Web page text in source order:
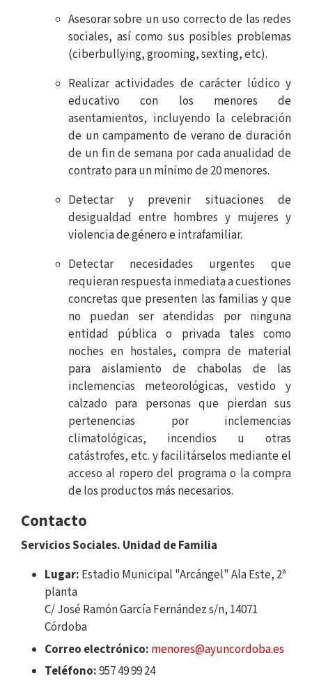
Asesorar sobre un uso correcto de las redes
sociales, así como sus posibles problemas
(ciberbullying, grooming, sexting, etc).
Realizar actividades de carácter lúdico y
educativo con los menores de
asentamientos, incluyendo la celebración
de un campamento de verano de duración
de un fin de semana por cada anualidad de
contrato para un mínimo de 20 menores.
Detectar y prevenir situaciones de
desigualdad entre hombres y mujeres y
violencia de género e intrafamiliar.
Detectar necesidades urgentes que
requieran respuesta inmediata a cuestiones
concretas que presenten las familias y que
no puedan ser atendidas por ninguna
entidad pública o privada tales como
noches en hostales, compra de material
para aislamiento de chabolas de las
inclemencias meteorológicas, vestido y
calzado para personas que pierdan sus
pertenencias por inclemencias
climatológicas, incendios u otras
catástrofes, etc. y facilitárselos mediante el
acceso al ropero del programa o la compra
de los productos más necesarios.
Contacto
Servicios Sociales. Unidad de Familia
Lugar: Estadio Municipal "Arcángel" Ala Este, 2ª
planta
C/ José Ramón García Fernández s/n, 14071
Córdoba
Correo electrónico: menores@ayuncordoba.es
Teléfono:957 49 99 24